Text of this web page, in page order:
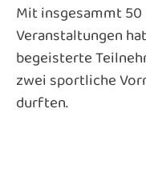
Mit insgesammt
Veranstaltungen
begeisterte
zwei sportliche
durften.